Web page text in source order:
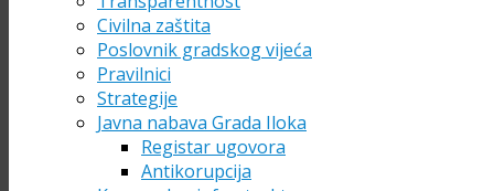
Civilna zaštita
Poslovnik gradskog vijeća
Pravilnici
Strategije
Javna nabava Grada Iloka
Registar ugovora
Antikorupcija